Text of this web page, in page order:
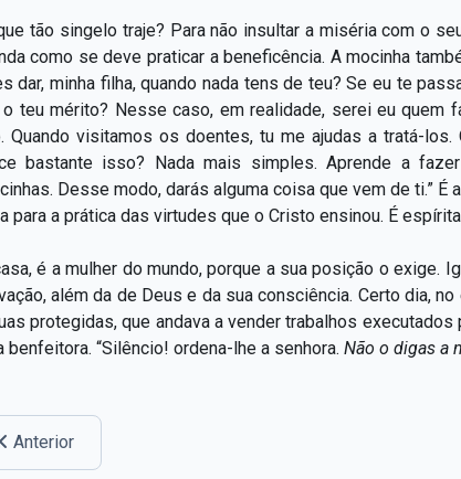
tão singelo traje? Para não insultar a miséria com o
como se deve praticar a beneficência. A mocinha
dar, minha filha, quando nada tens de teu? Se eu te
o teu mérito? Nesse caso, em realidade, serei eu quem
Quando visitamos os doentes, tu me ajudas a tratá-
bastante isso? Nada mais simples. Aprende a
Desse modo, darás alguma coisa que vem de ti.”
para a prática das virtudes que o Cristo ensinou. É
é a mulher do mundo, porque a sua posição o exige.
além da de Deus e da sua consciência. Certo dia,
protegidas, que andava a vender trabalhos
benfeitora. “Silêncio! ordena-lhe a senhora. Não o digas a
Anterior